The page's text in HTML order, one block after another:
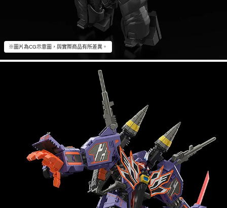
※圖片為CG示意圖，與實際商品有所差異。